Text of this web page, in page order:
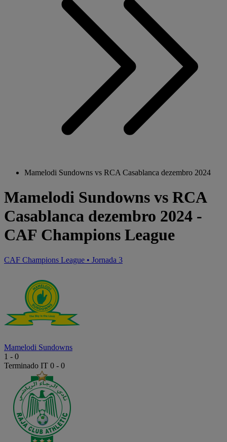
Mamelodi Sundowns vs RCA Casablanca dezembro 2024
Mamelodi Sundowns vs RCA
Casablanca dezembro 2024 -
CAF Champions League
CAF Champions League • Jornada 3
Mamelodi Sundowns
1 - 0
Terminado IT 0 - 0